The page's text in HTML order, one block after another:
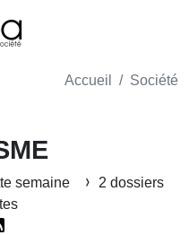
Accueil Société
semaine
2 dossiers